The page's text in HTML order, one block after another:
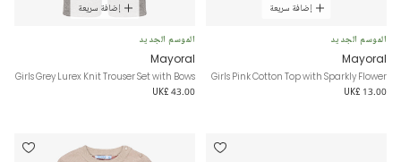
إضافة سريعة
الموسم الجديد
Mayoral
Girls Pink Cotton Top with Sparkly Flower
UK£ 13.00
إضافة سريعة
الموسم الجديد
Mayoral
Girls Grey Lurex Knit Trouser Set with Bows
UK£ 43.00